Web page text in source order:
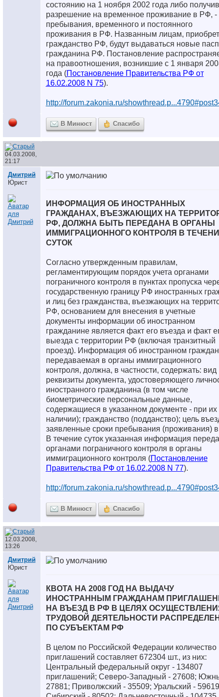
состоянию на 1 ноября 2002 года либо
разрешение на временное проживание в РФ, -
пребывания, временного и постоянного
проживания в РФ. Названным лицам,
гражданство РФ, будут выдаваться новые
гражданина РФ. Постановление
на правоотношения, возникшие с 1 января
года (Постановление Правительства РФ от
16.02.2008 N 75).
http://forum.zakonia.ru/
В Минюст Спасибо
04.03.2008,
21:17
Дмитрий
Юрист
ИНФОРМАЦИЯ ОБ ИНОСТРАННЫХ
ГРАЖДАНАХ, ВЪЕЗЖАЮЩИХ НА
РФ, ДОЛЖНА БЫТЬ ПЕРЕДАНА В ОРГАНЫ
ИММИГРАЦИОННОГО КОНТРОЛЯ В
СУТОК
Согласно утвержденным правилам,
регламентирующим порядок учета органами
пограничного контроля в пунктах пропуска
государственную границу РФ иностранных
и лиц без гражданства, въезжающих на
РФ, основанием для внесения в учетные
документы информации об иностранном
гражданине является факт его въезда и факт
выезда с территории РФ (включая транзитный
проезд). Информация об иностранном
передаваемая в органы иммиграционного
контроля, должна, в частности, содержать: вид
реквизиты документа, удостоверяющего
иностранного гражданина (в том числе
биометрические персональные данные,
содержащиеся в указанном документе - при их
наличии); гражданство (подданство); цель
заявленные сроки пребывания (проживания)
В течение суток указанная информация
органами пограничного контроля в органы
иммиграционного контроля (Постановление
Правительства РФ от 16.02.2008 N 77).
http://forum.zakonia.ru/
В Минюст Спасибо
12.03.2008,
13:26
Дмитрий
Юрист
КВОТА НА 2008 ГОД НА ВЫДАЧУ
ИНОСТРАННЫМ ГРАЖДАНАМ
НА ВЪЕЗД В РФ В ЦЕЛЯХ
ТРУДОВОЙ ДЕЯТЕЛЬНОСТИ
ПО СУБЪЕКТАМ РФ
В целом по Российской Федерации количество
приглашений составляет 672304 шт., из них:
Центральный федеральный округ - 134807
приглашений; Северо-Западный - 27608;
27881; Приволжский - 35509; Уральский -